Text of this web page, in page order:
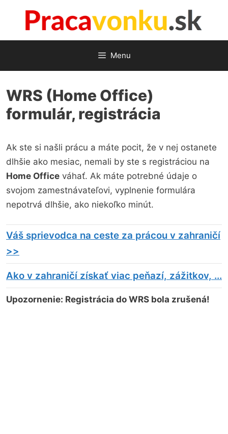
Menu
WRS (Home Office)
formulár, registrácia
Ak ste si našli prácu a máte pocit, že v nej ostanete
dlhšie ako mesiac, nemali by ste s registráciou na
Home Office váhať. Ak máte potrebné údaje o
svojom zamestnávateľovi, vyplnenie formulára
nepotrvá dlhšie, ako niekoľko minút.
Váš sprievodca na ceste za prácou v zahraničí
>>
Ako v zahraničí získať viac peňazí, zážitkov, ...
Upozornenie: Registrácia do WRS bola zrušená!